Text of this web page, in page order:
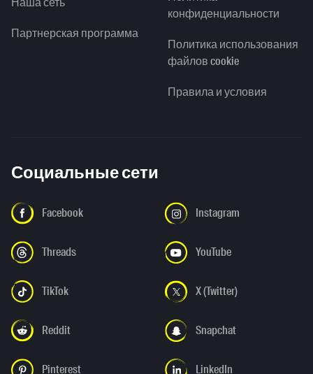
Партнерская программа
конфиденциальности
Политика использования
файлов cookie
Правила и условия
Социальные сети
Facebook Instagram
Threads YouTube
TikTok X (Twitter)
Reddit Snapchat
Pinterest LinkedIn